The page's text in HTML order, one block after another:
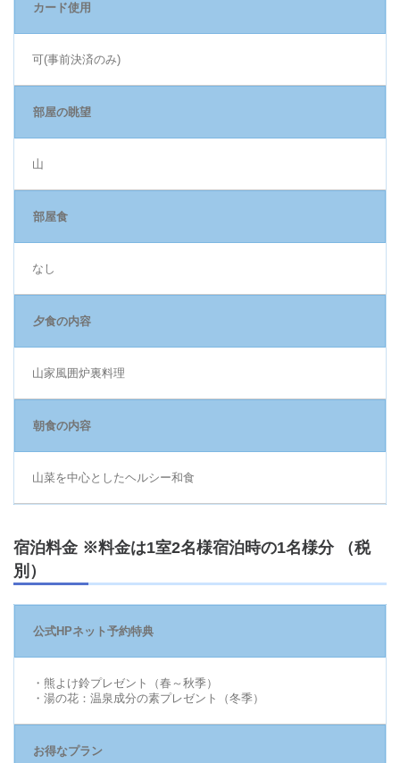
カード使用
可(事前決済のみ)
部屋の眺望
山
部屋食
なし
夕食の内容
山家風囲炉裏料理
朝食の内容
山菜を中心としたヘルシー和食
宿泊料金 ※料金は1室2名様宿泊時の1名様分 （税
別）
公式HPネット予約特典
・熊よけ鈴プレゼント（春～秋季）
・湯の花：温泉成分の素プレゼント（冬季）
お得なプラン